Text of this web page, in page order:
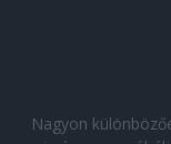
Nagyon